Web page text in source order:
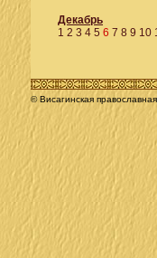
Декабрь
1 2 3 4 5 6 7 8 9 10
© Висагинская